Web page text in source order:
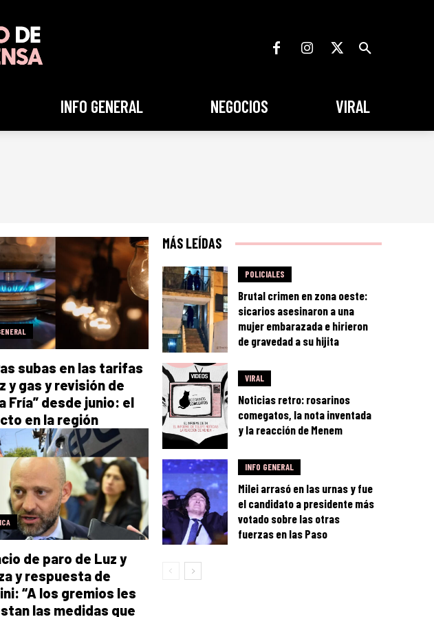
INFO GENERAL NEGOCIOS VIRAL
subas en las tarifas
y gas y revisión de
Fría” desde junio: el
en la región
de paro de Luz y
y respuesta de
“A los gremios les
las medidas que
MÁS LEÍDAS
POLICIALES
Brutal crimen en zona oeste:
sicarios asesinaron a una
mujer embarazada e hirieron
de gravedad a su hijita
VIRAL
Noticias retro: rosarinos
comegatos, la nota inventada
y la reacción de Menem
INFO GENERAL
Milei arrasó en las urnas y fue
el candidato a presidente más
votado sobre las otras
fuerzas en las Paso